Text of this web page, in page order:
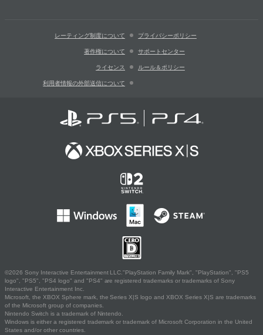
レーティング制度について プライバシーポリシー
著作権について サポートセンター
ライセンス ルール＆ポリシー
利用者情報の外部送信について
©2026 Sony Interactive Entertainment LLC."PlayStation Family Mark", "PlayStation", "PS5
logo", "PS5", "PS4 logo" and "PS4" are registered trademarks or trademarks of Sony
Interactive Entertainment Inc.
Microsoft, the XBOX Sphere mark, the Series X|S logo and XBOX Series X|S are trademarks
of the Microsoft group of companies.
Nintendo Switch is a trademark of Nintendo.
Windows is either a registered trademark or trademark of Microsoft Corporation in the United
States and/or other countries.